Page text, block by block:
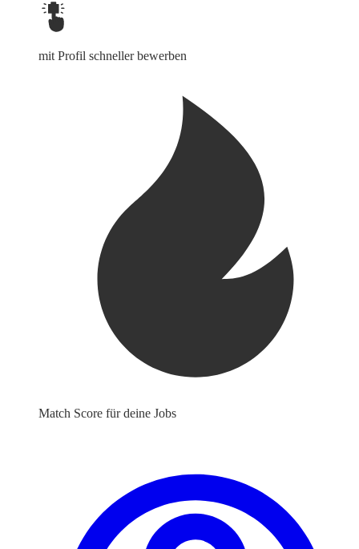
mit Profil schneller bewerben
Match Score für deine Jobs